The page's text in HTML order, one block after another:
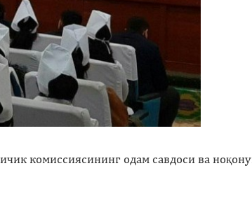
комиссиясининг одам савдоси ва